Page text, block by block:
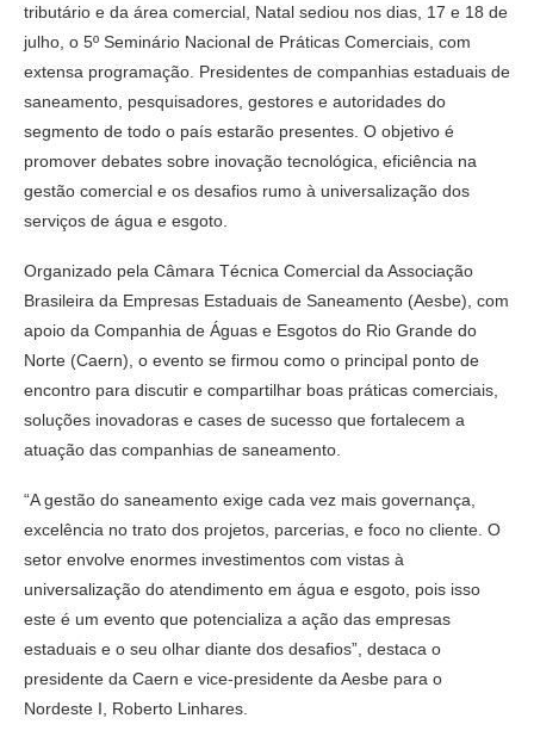
tributário e da área comercial, Natal sediou nos dias, 17 e 18 de
julho, o 5º Seminário Nacional de Práticas Comerciais, com
extensa programação. Presidentes de companhias estaduais de
saneamento, pesquisadores, gestores e autoridades do
segmento de todo o país estarão presentes. O objetivo é
promover debates sobre inovação tecnológica, eficiência na
gestão comercial e os desafios rumo à universalização dos
serviços de água e esgoto.
Organizado pela Câmara Técnica Comercial da Associação
Brasileira da Empresas Estaduais de Saneamento (Aesbe), com
apoio da Companhia de Águas e Esgotos do Rio Grande do
Norte (Caern), o evento se firmou como o principal ponto de
encontro para discutir e compartilhar boas práticas comerciais,
soluções inovadoras e cases de sucesso que fortalecem a
atuação das companhias de saneamento.
“A gestão do saneamento exige cada vez mais governança,
excelência no trato dos projetos, parcerias, e foco no cliente. O
setor envolve enormes investimentos com vistas à
universalização do atendimento em água e esgoto, pois isso
este é um evento que potencializa a ação das empresas
estaduais e o seu olhar diante dos desafios”, destaca o
presidente da Caern e vice-presidente da Aesbe para o
Nordeste I, Roberto Linhares.